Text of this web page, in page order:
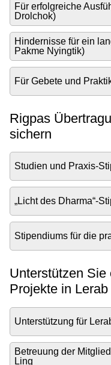
Für erfolgreiche
Drolchok)
Hindernisse für ein
Pakme Nyingtik)
Für Gebete und
Rigpas
sichern
Studien und Praxis-
„Licht des Dharma“-
Stipendiums für die
Unterstützen Sie
Projekte in Lerab
Unterstützung für
Betreuung der
Ling